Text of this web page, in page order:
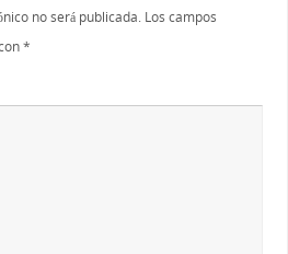
no será publicada. Los campos
*